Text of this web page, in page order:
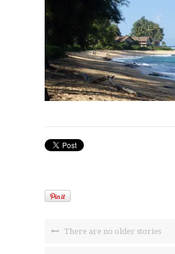
There are no older stories